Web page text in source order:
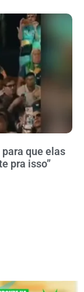
que elas
pra isso”